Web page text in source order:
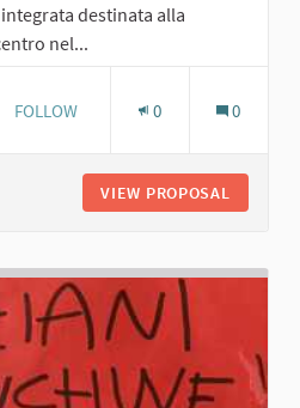
destinata alla
nel...
3 FOLLOWERS
FOLLOW 0 0
VIEW PROPOSAL